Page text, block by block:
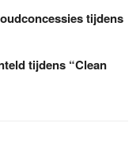
tijdens
tijdens “Clean